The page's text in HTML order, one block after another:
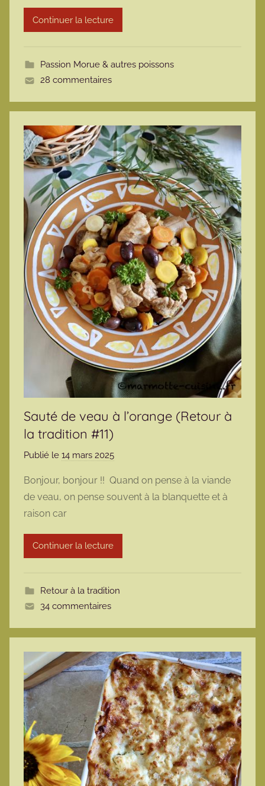
r
m
t
Continuer la lecture
Passion Morue & autres poissons
28 commentaires
Sauté de veau à l’orange (Retour à
la tradition #11)
Publié le 14 mars 2025
r
m
r
t
Bonjour, bonjour !! Quand on pense à la viande
de veau, on pense souvent à la blanquette et à
raison car
Continuer la lecture
Retour à la tradition
34 commentaires